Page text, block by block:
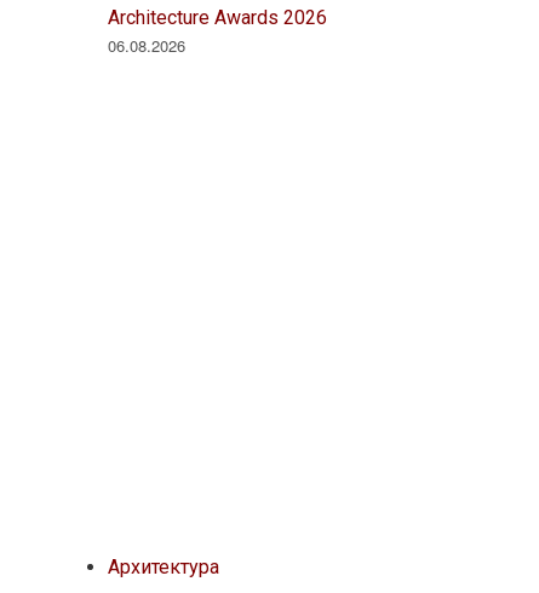
Architecture Awards 2026
06.08.2026
Архитектура